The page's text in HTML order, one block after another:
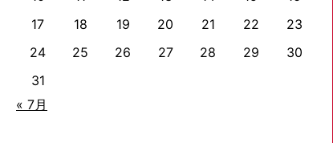
17
18 19 20 21 22
23
24
25 26 27 28 29
30
31
« 7月